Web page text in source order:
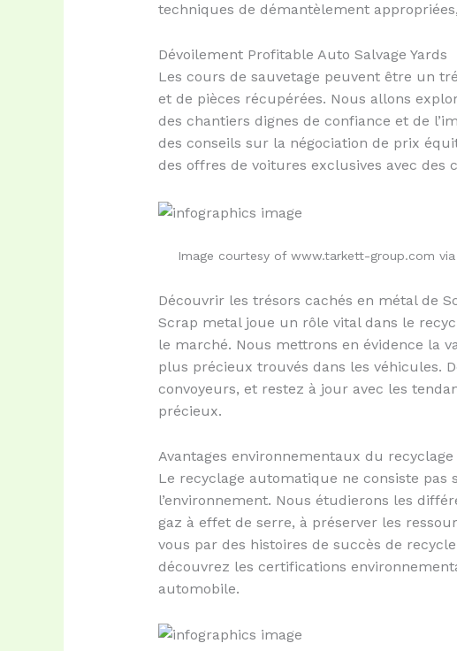
techniques de démantèlement
Dévoilement Profitable Auto Salvage Yards
Les cours de sauvetage peuvent être un
et de pièces récupérées. Nous allons
des chantiers dignes de confiance et de
des conseils sur la négociation de prix
des offres de voitures exclusives avec des
Image courtesy of www.tarkett-group.com via
Découvrir les trésors cachés en métal de
Scrap metal joue un rôle vital dans le
le marché. Nous mettrons en évidence la
plus précieux trouvés dans les véhicules.
convoyeurs, et restez à jour avec les
précieux.
Avantages environnementaux du
Le recyclage automatique ne consiste pas
l’environnement. Nous étudierons les
gaz à effet de serre, à préserver les
vous par des histoires de succès de
découvrez les certifications
automobile.